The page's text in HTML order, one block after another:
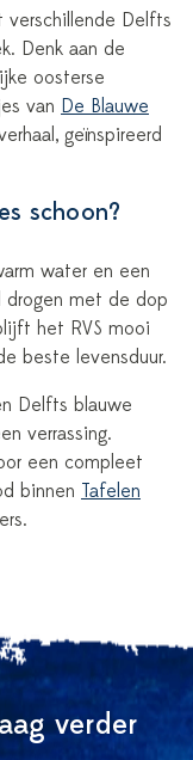
Delfts
Denk aan de
oosterse
van De Blauwe
geïnspireerd
schoon?
water en een
drogen met de dop
het RVS mooi
beste levensduur.
Delfts blauwe
verrassing.
een compleet
binnen Tafelen
verder